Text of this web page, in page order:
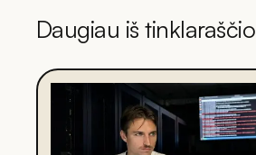
Daugiau iš tinklaraščio